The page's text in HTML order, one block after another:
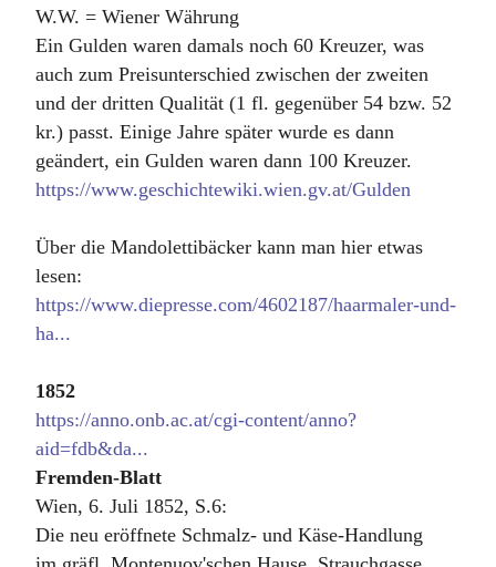
W.W. = Wiener Währung
Ein Gulden waren damals noch 60 Kreuzer, was
auch zum Preisunterschied zwischen der zweiten
und der dritten Qualität (1 fl. gegenüber 54 bzw. 52
kr.) passt. Einige Jahre später wurde es dann
geändert, ein Gulden waren dann 100 Kreuzer.
https://www.geschichtewiki.wien.gv.at/Gulden
Über die Mandolettibäcker kann man hier etwas
lesen:
https://www.diepresse.com/4602187/haarmaler-und-
ha...
1852
https://anno.onb.ac.at/cgi-content/anno?
aid=fdb&da...
Fremden-Blatt
Wien, 6. Juli 1852, S.6:
Die neu eröffnete Schmalz- und Käse-Handlung